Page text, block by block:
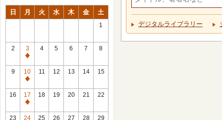
日 月 火 水 木 金 土
1
2
3
休
館
日
4 5 6 7 8
9
10
休
館
日
11 12 13 14 15
16
17
休
館
18 19 20 21 22
23
24
25 26 27 28 29
デジタルライブラリー